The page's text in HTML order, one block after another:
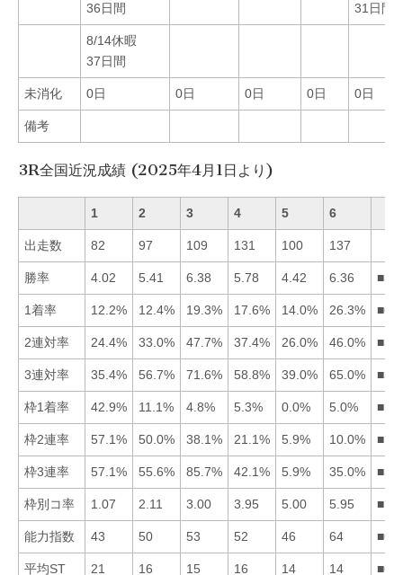
36日間
31日間
8/14休暇
37日間
未消化 0日 0日 0日 0日 0日
備考
3R全国近況成績 (2025年4月1日より)
1 2 3 4 5 6
出走数 82 97 109 131 100 137
勝率 4.02 5.41 6.38 5.78 4.42 6.36
1着率 12.2% 12.4% 19.3% 17.6% 14.0% 26.3%
2連対率 24.4% 33.0% 47.7% 37.4% 26.0% 46.0%
3連対率 35.4% 56.7% 71.6% 58.8% 39.0% 65.0%
枠1着率 42.9% 11.1% 4.8% 5.3% 0.0% 5.0%
枠2連率 57.1% 50.0% 38.1% 21.1% 5.9% 10.0%
枠3連率 57.1% 55.6% 85.7% 42.1% 5.9% 35.0%
枠別コ率 1.07 2.11 3.00 3.95 5.00 5.95
能力指数 43 50 53 52 46 64
平均ST 21 16 15 16 14 14